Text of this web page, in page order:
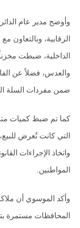
وأوضح مدير عام
الرقابية، وبالتعاون
الداخلية، ضبطت
والعدس، فضلاً عن
ضمن مفردات السلة
كما تم ضبط كميات
التي كانت تُعرض
واتخاذ الإجراءات
المواطنين.
وأكد الموسوي أن
المحافظات مستمرة